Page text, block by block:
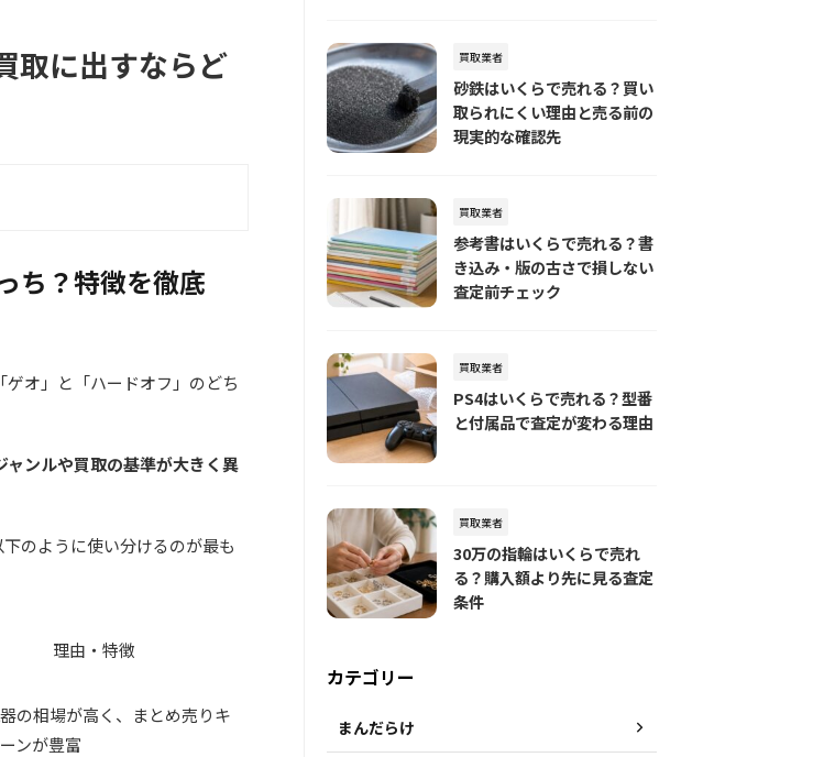
取に出すならど
ち？特徴を徹底
オ」と「ハードオフ」のどち
ャンルや買取の基準が大きく異
のように使い分けるのが最も
理由・特徴
の相場が高く、まとめ売りキ
ンが豊富
買取業者
砂鉄はいくらで売れる？買い
取られにくい理由と売る前の
現実的な確認先
買取業者
参考書はいくらで売れる？書
き込み・版の古さで損しない
査定前チェック
買取業者
PS4はいくらで売れる？型番
と付属品で査定が変わる理由
買取業者
30万の指輪はいくらで売れ
る？購入額より先に見る査定
条件
カテゴリー
まんだらけ